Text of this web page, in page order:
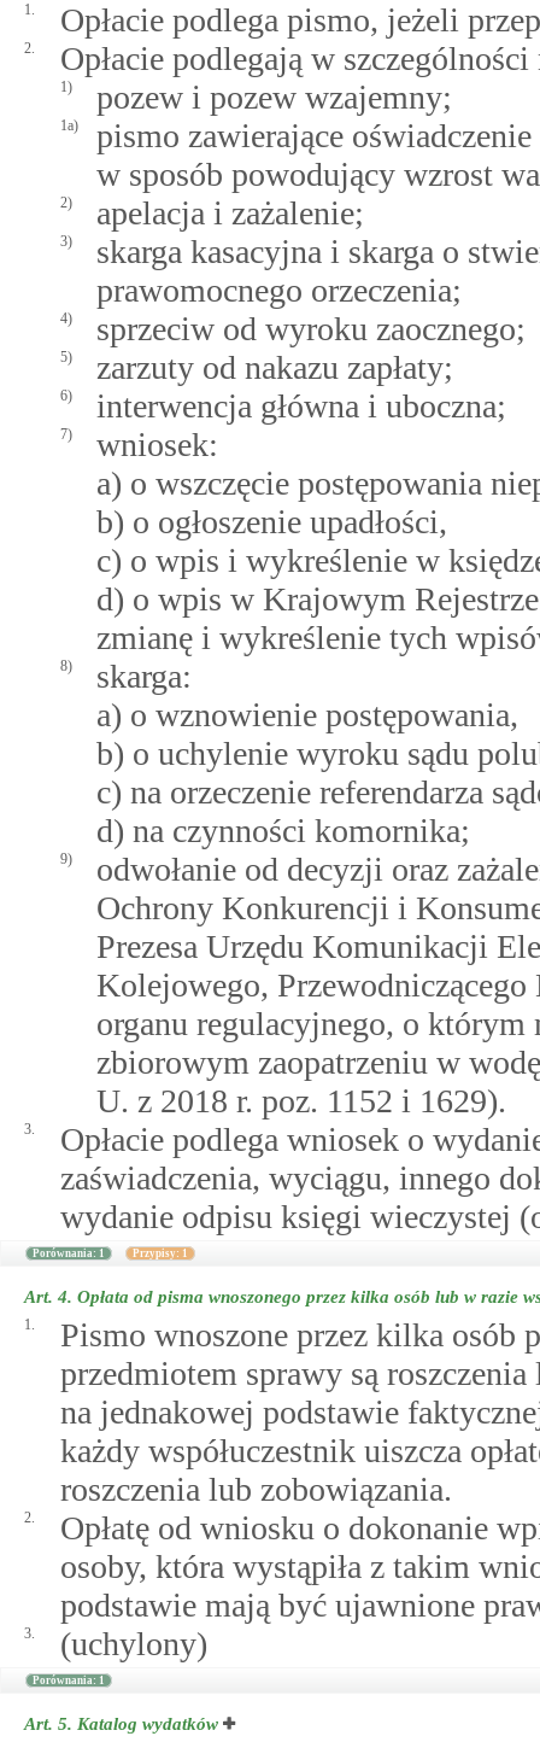
1. Opłacie podlega pismo, jeżeli
2. Opłacie podlegają w
1) pozew i pozew wzajemny;
1a)
pismo zawierające
w sposób powodujący wzrost
2) apelacja i zażalenie;
3)
skarga kasacyjna i skarga o
prawomocnego orzeczenia;
4) sprzeciw od wyroku zaocznego;
5) zarzuty od nakazu zapłaty;
6) interwencja główna i uboczna;
7)
wniosek:
a) o wszczęcie postępowania
b) o ogłoszenie upadłości,
c) o wpis i wykreślenie w
d) o wpis w Krajowym
zmianę i wykreślenie tych
8)
skarga:
a) o wznowienie postępowania,
b) o uchylenie wyroku sądu
c) na orzeczenie referendarza
d) na czynności komornika;
9)
odwołanie od decyzji oraz
Ochrony Konkurencji i
Prezesa Urzędu Komunikacji
Kolejowego,
organu regulacyjnego, o którym
zbiorowym zaopatrzeniu w
U. z 2018 r. poz. 1152 i 1629).
3.
Opłacie podlega wniosek o
zaświadczenia, wyciągu, innego
wydanie odpisu księgi wieczystej
Porównania: 1 Przypisy: 1
Art. 4. Opłata od pisma wnoszonego przez kilka osób lub w razie
1.
Pismo wnoszone przez kilka osób
przedmiotem sprawy są
na jednakowej podstawie
każdy współuczestnik uiszcza
roszczenia lub zobowiązania.
2.
Opłatę od wniosku o dokonanie
osoby, która wystąpiła z takim
podstawie mają być ujawnione
3. (uchylony)
Porównania: 1
Art. 5. Katalog wydatków